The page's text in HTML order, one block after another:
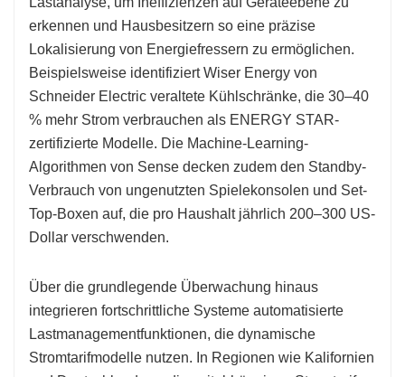
erkennen und Hausbesitzern so eine präzise
Lokalisierung von Energiefressern zu ermöglichen.
Beispielsweise identifiziert Wiser Energy von
Schneider Electric veraltete Kühlschränke, die 30–40
% mehr Strom verbrauchen als ENERGY STAR-
zertifizierte Modelle. Die Machine-Learning-
Algorithmen von Sense decken zudem den Standby-
Verbrauch von ungenutzten Spielekonsolen und Set-
Top-Boxen auf, die pro Haushalt jährlich 200–300 US-
Dollar verschwenden.
Über die grundlegende Überwachung hinaus
integrieren fortschrittliche Systeme automatisierte
Lastmanagementfunktionen, die dynamische
Stromtarifmodelle nutzen. In Regionen wie Kalifornien